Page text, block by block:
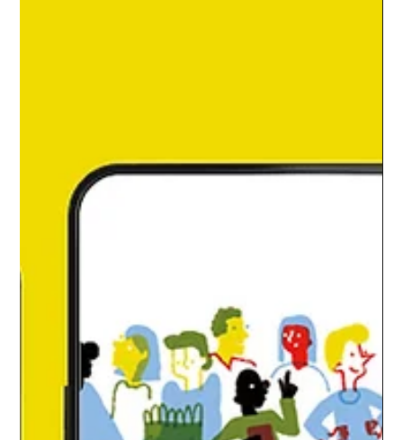
10 nov. 2022